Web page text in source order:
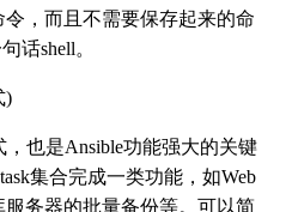
，而且不需要保存起来的命
话shell。
)
，也是Ansible功能强大的关键
集合完成一类功能，如Web
务器的批量备份等。可以简